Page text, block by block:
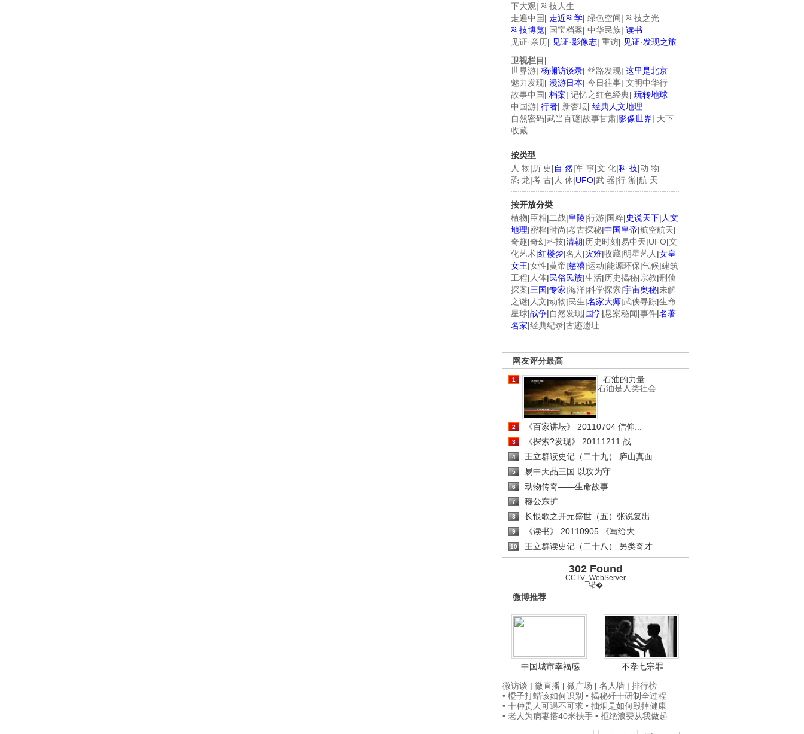
下大观| 科技人生
走遍中国| 走近科学| 绿色空间| 科技之光
科技博览| 国宝档案| 中华民族| 读书
见证·亲历| 见证·影像志| 重访| 见证·发现之旅
卫视栏目 |
世界游| 杨澜访谈录| 丝路发现| 这里是北京
魅力发现| 漫游日本| 今日往事| 文明中华行
故事中国| 档案| 记忆之红色经典| 玩转地球
中国游| 行者| 新杏坛| 经典人文地理
自然密码|武当百谜|故事甘肃|影像世界| 天下
收藏
按类型
人 物|历 史|自 然|军 事|文 化|科 技|动 物
恐 龙|考 古| 人 体|UFO|武 器|行 游|航 天
按开放分类
植物|臣相|二战|皇陵|行游|国粹|史说天下| 人文
地理|密档|时尚|考古探秘|中国皇帝|航空航天|
奇趣|奇幻科技|清朝|历史时刻 |易中天|UFO|文
化艺术|红楼梦|名人 |灾难|收藏|明星艺人 |女皇
女王|女性|黄帝|慈禧|运动|能源环保|气候|建筑
工程| 人体|民俗民族|生活|历史揭秘|宗教|刑侦
探案|三国|专家|海洋|科学探索|宇宙奥秘|未解
之谜| 人文|动物|民生|名家大师|武侠寻踪|生命
星球|战争|自然发现|国学|悬案秘闻|事件|名著
名家|经典纪录|古迹遗址
网友评分最高
1
石油的力量...
石油是人类社会...
2 《百家讲坛》 20110704 信仰...
3 《探索?发现》 20111211 战...
4 王立群读史记（二十九） 庐山真面
5 易中天品三国 以攻为守
6 动物传奇——生命故事
7 穆公东扩
8 长恨歌之开元盛世（五）张说复出
9 《读书》 20110905 《写给大...
10 王立群读史记（二十八） 另类奇才
302 Found
CCTV_WebServer
锘�
微博推荐
中国城市幸福感
不孝七宗罪
微访谈 | 微直播 | 微广场 | 名人墙 | 排行榜
• 橙子打蜡该如何识别 • 揭秘歼十研制全过程
• 十种贵人可遇不可求 • 抽烟是如何毁掉健康
• 老人为病妻搭40米扶手 • 拒绝浪费从我做起